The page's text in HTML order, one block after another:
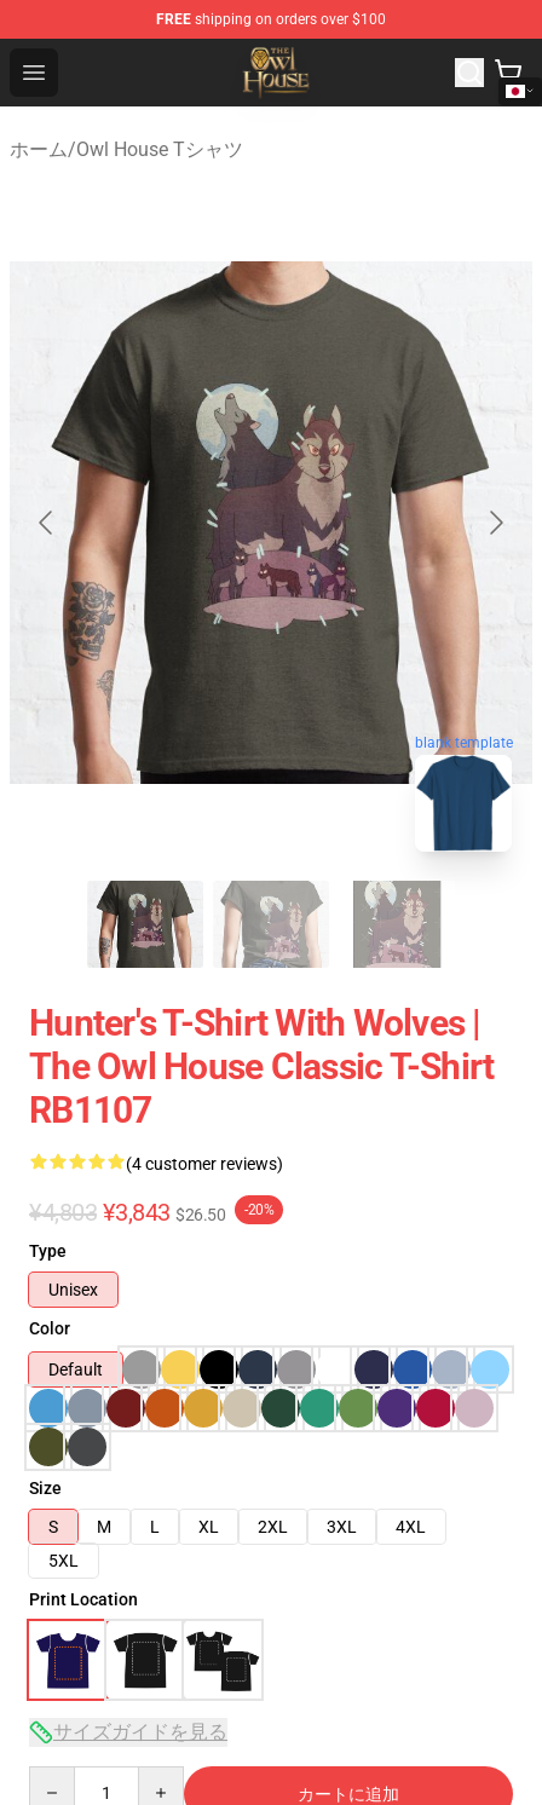
FREE shipping on orders over $100
Open menu
The Owl House Store - Official The Owl House
ホーム/Owl House Tシャツ
blank template
Hunter's T-Shirt With Wolves |
The Owl House Classic T-Shirt
RB1107
(4 customer reviews)
¥4,803 ¥3,843 $26.50 -20%
Type
Unisex
Color
Default
Size
S
M L XL 2XL 3XL
4XL
5XL
Print Location
サイズガイドを見る
カートに追加